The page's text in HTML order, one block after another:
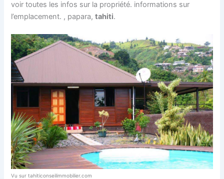
voir toutes les infos sur la propriété. informations sur
l’emplacement. , papara,tahiti.
Vu sur tahiticonseilimmobilier.com